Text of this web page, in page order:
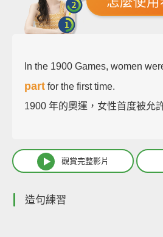
In the 1900 Games, women
part for the first time.
1900 年的奧運，女性首度被允
觀賞完整影片
造句練習